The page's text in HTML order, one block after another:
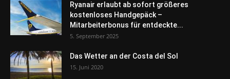
Ryanair erlaubt ab sofort größeres
kostenloses Handgepäck –
Mitarbeiterbonus für entdeckte...
5. September 2025
Das Wetter an der Costa del Sol
15. Juni 2020